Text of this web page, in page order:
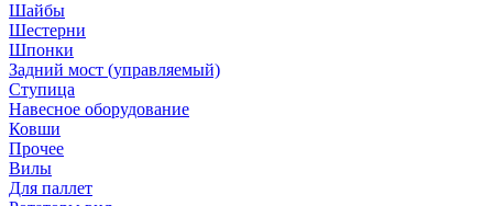
Шайбы
Шестерни
Шпонки
Задний мост (управляемый)
Ступица
Навесное оборудование
Ковши
Прочее
Вилы
Для паллет